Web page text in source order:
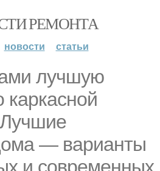
РЕМОНТА
новости статьи
лучшую
каркасной
Лучшие
— варианты